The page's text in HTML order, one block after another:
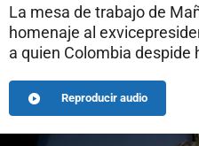
La mesa de trabajo de
homenaje al
a quien Colombia despide
Reproducir audio